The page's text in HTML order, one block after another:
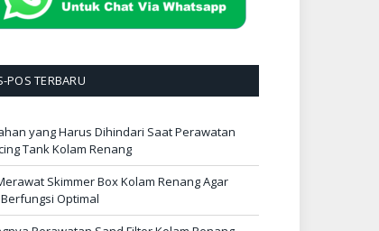
POS TERBARU
yang Harus Dihindari Saat Perawatan
Tank Kolam Renang
Skimmer Box Kolam Renang Agar
Optimal